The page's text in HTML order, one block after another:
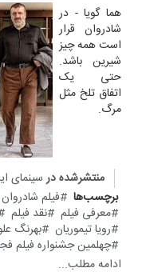
هما گویا - در
شادروان قرار
است همه چیز
شیرین باشد.
حتی یک
اتفاق تلخ مثل
مرگ.
منتشرشده در سینمای
برچسب‌ها
فیلم شادروان
معرفی فیلم
نقد فیلم
رویا تیموریان
بهرنگ
چهلمین جشنواره فیلم
ادامه مطلب...